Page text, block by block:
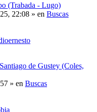
(Trabada - Lugo)
22:08 » en Buscas
de Gustey (Coles,
» en Buscas